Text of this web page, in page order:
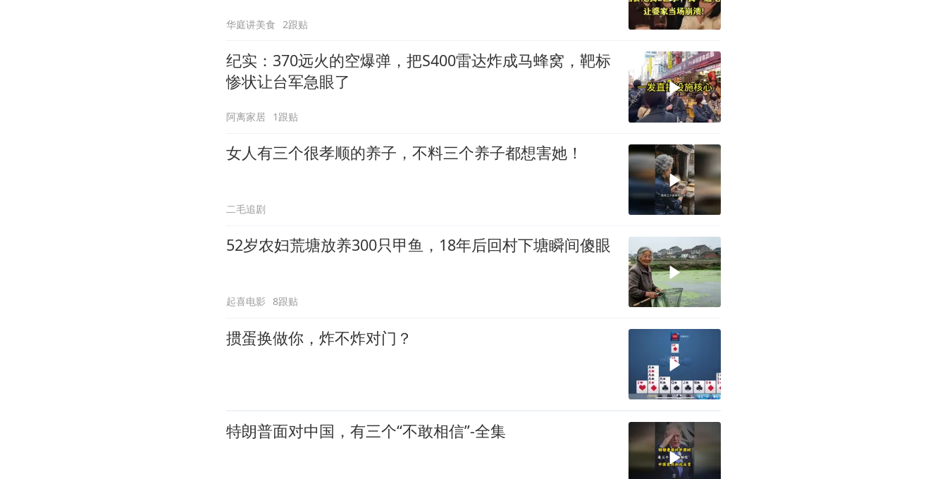
华庭讲美食 2跟贴
纪实：370远火的空爆弹，把S400雷达炸成马蜂窝，靶标
惨状让台军急眼了
阿离家居 1跟贴
女人有三个很孝顺的养子，不料三个养子都想害她！
二毛追剧
52岁农妇荒塘放养300只甲鱼，18年后回村下塘瞬间傻眼
起喜电影 8跟贴
掼蛋换做你，炸不炸对门？
特朗普面对中国，有三个“不敢相信”-全集